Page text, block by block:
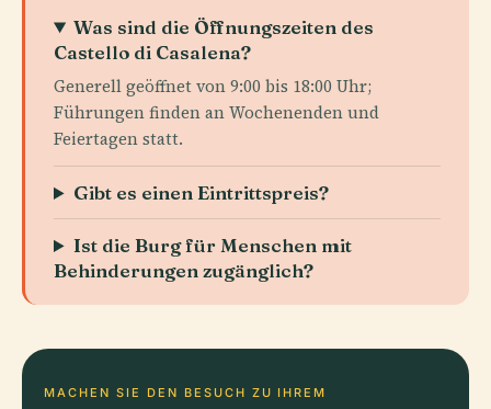
Was sind die Öffnungszeiten des
Castello di Casalena?
Generell geöffnet von 9:00 bis 18:00 Uhr;
Führungen finden an Wochenenden und
Feiertagen statt.
Gibt es einen Eintrittspreis?
Ist die Burg für Menschen mit
Behinderungen zugänglich?
MACHEN SIE DEN BESUCH ZU IHREM